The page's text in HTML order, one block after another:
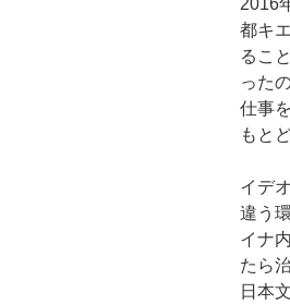
都キ
るこ
った
仕事
もと
イデ
違う
イナ
たら
日本